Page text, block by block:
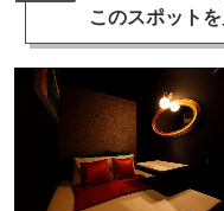
このスポット